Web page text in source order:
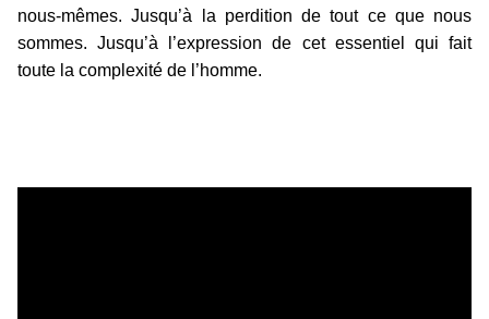
nous-mêmes. Jusqu’à la perdition de tout ce que nous
sommes. Jusqu’à l’expression de cet essentiel qui fait
toute la complexité de l’homme.